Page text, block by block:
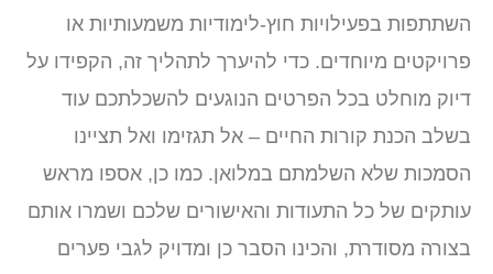
בפעילויות חוץ-לימודיות משמעותיות או
מיוחדים. כדי להיערך לתהליך זה, הקפידו על
מוחלט בכל הפרטים הנוגעים להשכלתכם עוד
הכנת קורות החיים – אל תגזימו ואל תציינו
שלא השלמתם במלואן. כמו כן, אספו מראש
של כל התעודות והאישורים שלכם ושמרו אותם
מסודרת, והכינו הסבר כן ומדויק לגבי פערים